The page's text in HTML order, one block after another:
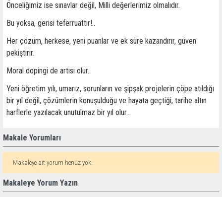
Önceliğimiz ise sınavlar değil, Milli değerlerimiz olmalıdır.
Bu yoksa, gerisi teferruattır!..
Her çözüm, herkese, yeni puanlar ve ek süre kazandırır, güven
pekiştirir.
Moral dopingi de artısı olur..
Yeni öğretim yılı, umarız, sorunların ve şipşak projelerin çöpe atıldığı
bir yıl değil, çözümlerin konuşulduğu ve hayata geçtiği, tarihe altın
harflerle yazılacak unutulmaz bir yıl olur…
Makale Yorumları
Makaleye ait yorum henüz yok.
Makaleye Yorum Yazın